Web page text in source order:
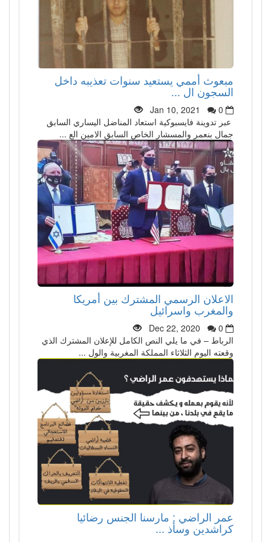
مبعوث أممي يستعيد سنوات تعذيبه داخل
السجون ال ...
Jan 10, 2021
0
عبر تدوينة فايسبوكية استعاد المناضل اليساري السابق
جمال بنعمر والمسشار الخاص السابق الامين الع ...
الاعلان الرسمي المشترك بين أمريكا
والمغرب واسرائيل
Dec 22, 2020
0
الرباط – في ما يلي النص الكامل للإعلان المشترك الذي
وقعته اليوم الثلاثاء المملكة المغربية والول ...
عمر الراضي : مارسنا الجنس رضائيا
كراشدين وسأذ ...